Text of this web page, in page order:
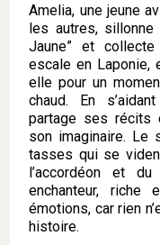
Amelia, une jeune
les autres, sillonne
Jaune” et
escale en
elle pour un
chaud. En
partage ses récits
son imaginaire. Le
tasses qui se
l’accordéon et
enchanteur, riche
émotions, car rien
histoire.